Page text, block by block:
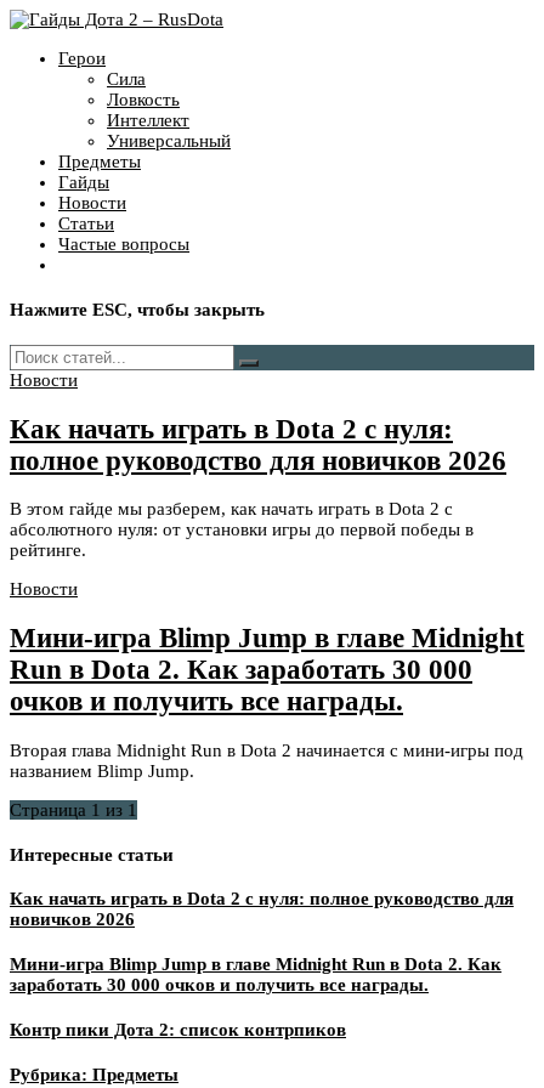
Герои
Сила
Ловкость
Интеллект
Универсальный
Предметы
Гайды
Новости
Статьи
Частые вопросы
Нажмите ESC, чтобы закрыть
Новости
Как начать играть в Dota 2 с нуля:
полное руководство для новичков 2026
В этом гайде мы разберем, как начать играть в Dota 2 с
абсолютного нуля: от установки игры до первой победы в
рейтинге.
Новости
Мини-игра Blimp Jump в главе Midnight
Run в Dota 2. Как заработать 30 000
очков и получить все награды.
Вторая глава Midnight Run в Dota 2 начинается с мини-игры под
названием Blimp Jump.
Страница 1 из 1
Интересные статьи
Как начать играть в Dota 2 с нуля: полное руководство для
новичков 2026
Мини-игра Blimp Jump в главе Midnight Run в Dota 2. Как
заработать 30 000 очков и получить все награды.
Контр пики Дота 2: список контрпиков
Рубрика: Предметы